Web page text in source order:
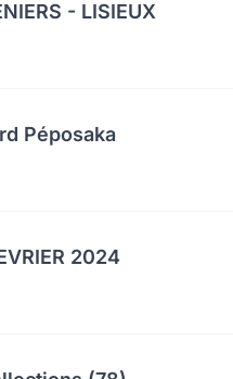
- LISIEUX
Péposaka
2024